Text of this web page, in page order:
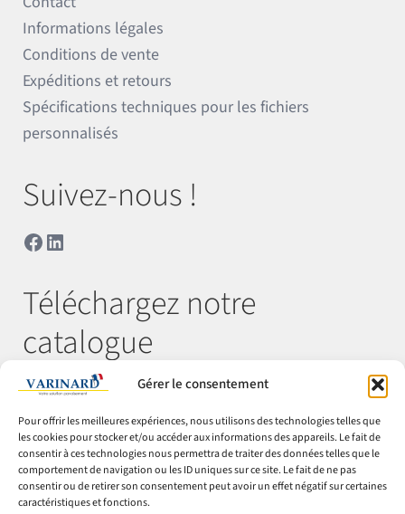
Gérer le consentement
Pour offrir les meilleures expériences, nous utilisons des technologies telles que
les cookies pour stocker et/ou accéder aux informations des appareils. Le fait de
consentir à ces technologies nous permettra de traiter des données telles que le
comportement de navigation ou les ID uniques sur ce site. Le fait de ne pas
consentir ou de retirer son consentement peut avoir un effet négatif sur certaines
caractéristiques et fonctions.
Informations légales
Conditions de vente
Expéditions et retours
Spécifications techniques pour les fichiers
personnalisés
Suivez-nous !
Facebook
LinkedIn
Téléchargez notre
catalogue
© Varinard 2026